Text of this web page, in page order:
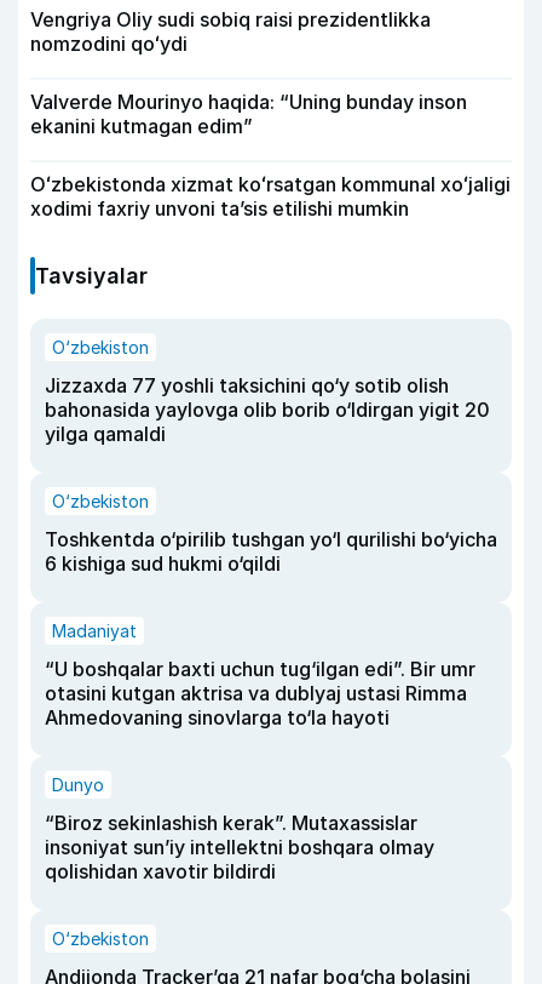
Vengriya Oliy sudi sobiq raisi prezidentlikka
nomzodini qoʻydi
Valverde Mourinyo haqida: “Uning bunday inson
ekanini kutmagan edim”
Oʻzbekistonda xizmat koʻrsatgan kommunal xoʻjaligi
xodimi faxriy unvoni taʼsis etilishi mumkin
Tavsiyalar
O‘zbekiston
Jizzaxda 77 yoshli taksichini qo‘y sotib olish
bahonasida yaylovga olib borib o‘ldirgan yigit 20
yilga qamaldi
O‘zbekiston
Toshkentda o‘pirilib tushgan yo‘l qurilishi bo‘yicha
6 kishiga sud hukmi o‘qildi
Madaniyat
“U boshqalar baxti uchun tug‘ilgan edi”. Bir umr
otasini kutgan aktrisa va dublyaj ustasi Rimma
Ahmedovaning sinovlarga to‘la hayoti
Dunyo
“Biroz sekinlashish kerak”. Mutaxassislar
insoniyat sun’iy intellektni boshqara olmay
qolishidan xavotir bildirdi
O‘zbekiston
Andijonda Tracker’ga 21 nafar bog‘cha bolasini